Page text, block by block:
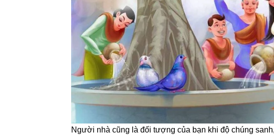
Người nhà cũng là đối tượng của bạn khi độ chúng